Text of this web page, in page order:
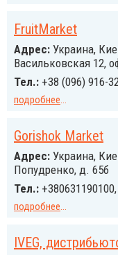
FruitMarket
Адрес: Украина,
Васильковская 12,
Тел.: +38 (096) 916-
подробнее...
Gorishok Market
Адрес: Украина,
Попудренко, д. 65б
Тел.:
подробнее...
IVEG,